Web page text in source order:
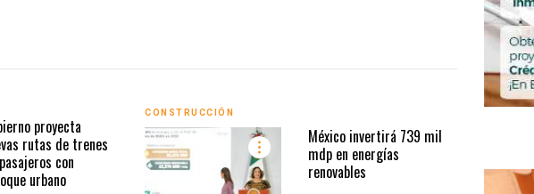
proyecta
rutas de trenes
con
urbano
CONSTRUCCIÓN
México invertirá 739 mil
mdp en energías
renovables